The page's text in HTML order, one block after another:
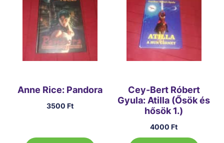
Anne Rice: Pandora
3500Ft
Cey-Bert Róbert
Gyula: Atilla (Ősök és
hősök 1.)
4000Ft